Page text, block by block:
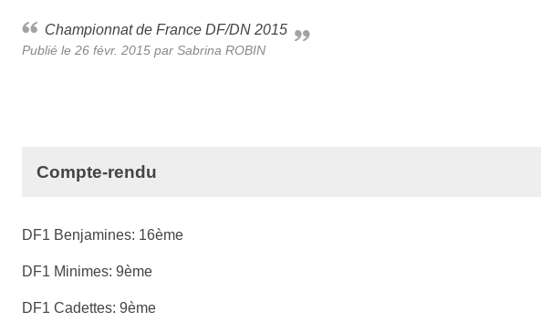
Championnat de France DF/DN 2015
Publié le 26 févr. 2015 par Sabrina ROBIN
Compte-rendu
DF1 Benjamines: 16ème
DF1 Minimes: 9ème
DF1 Cadettes: 9ème